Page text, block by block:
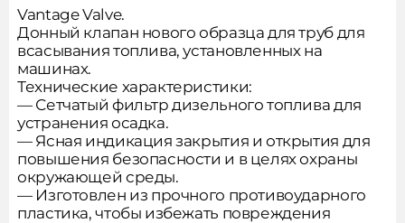
Vantage Valve.
Донный клапан нового образца для труб для
всасывания топлива, установленных на
машинах.
Технические характеристики:
— Сетчатый фильтр дизельного топлива для
устранения осадка.
— Ясная индикация закрытия и открытия для
повышения безопасности и в целях охраны
окружающей среды.
— Изготовлен из прочного противоударного
пластика, чтобы избежать повреждения
Сообщить о поступлении
товара